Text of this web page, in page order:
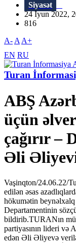
Siyasət
24 İyun 2022,
816
A- A A+
EN RU
Turan
ABŞ
üçün
çağırır –
Əli
Vaşinqton/24.06.22/
edilən əsas
hökumətin
Departamentinin
bildirib.TURANın
partiyasının lideri və
edən Əli Əliyevə